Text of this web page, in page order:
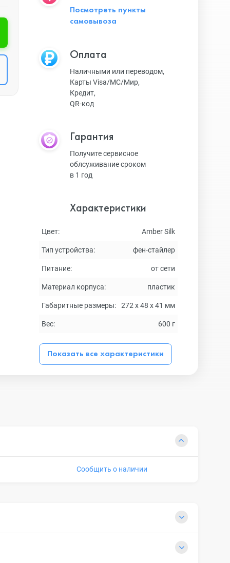
Посмотреть пункты
самовывоза
Оплата
Наличными или переводом,
Карты Visa/MC/Мир,
Кредит,
QR-код
Гарантия
Получите сервисное
облсуживание сроком
в 1 год
Характеристики
Цвет: Amber Silk
Тип устройства: фен-стайлер
Питание: от сети
Материал корпуса: пластик
Габаритные размеры: 272 х 48 х 41 мм
Вес: 600 г
Показать все характеристики
Сообщить о наличии